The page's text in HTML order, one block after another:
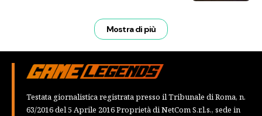
Mostra di più
Testata giornalistica registrata presso il Tribunale di Roma, n.
63/2016 del 5 Aprile 2016 Proprietà di NetCom S.r.l.s., sede in